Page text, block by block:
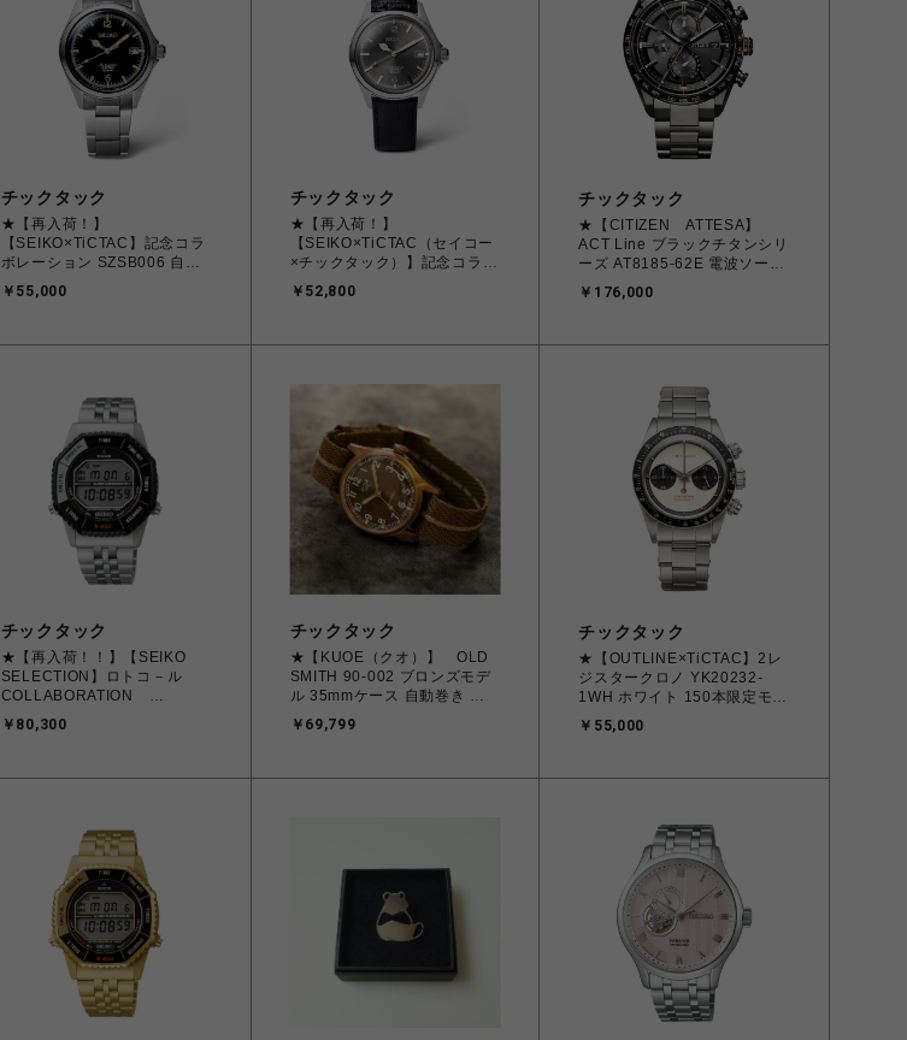
チックタック
★【再入荷！】
【SEIKO×TiCTAC】記念コラ
ボレーション SZSB006 自動
巻 メンズ
￥55,000
チックタック
★【再入荷！】
【SEIKO×TiCTAC（セイコー
×チックタック）】記念コラボ
レーション SZSB007 自動巻
メンズ
￥52,800
チックタック
★【CITIZEN ATTESA】
ACT Line ブラックチタンシリ
ーズ AT8185-62E 電波ソーラ
ー メンズ
￥176,000
チックタック
★【再入荷！！】【SEIKO
SELECTION】ロトコ－ル
COLLABORATION
MODEL SBJG023 MUTTA
￥80,300
チックタック
★【KUOE（クオ）】 OLD
SMITH 90-002 ブロンズモデ
ル 35mmケース 自動巻き ブ
ラウン文字盤
￥69,799
チックタック
★【OUTLINE×TiCTAC】2レ
ジスタークロノ YK20232-
1WH ホワイト 150本限定モデ
ル OUTLINE x TiCTAC
￥55,000